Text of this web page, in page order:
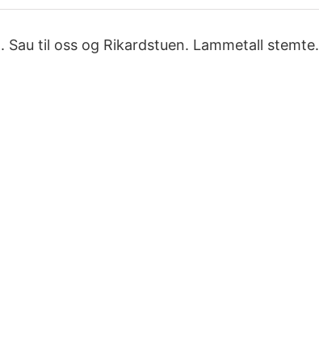
til oss og Rikardstuen. Lammetall stemte.